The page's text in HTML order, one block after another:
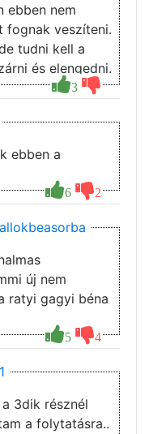
3
ebben nem
fognak veszíteni.
tudni kell a
és elengedni.
6 2
ebben a
5 4
új nem
ratyi gagyi béna
3dik résznél
a folytatásra..